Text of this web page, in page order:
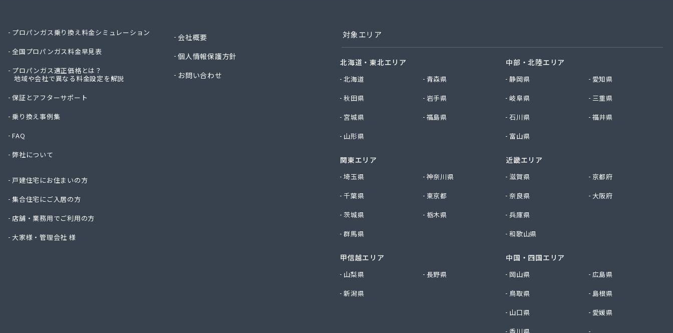
ロジトライ東北株式会社 仙台事業所
ワタヒョウ株式会社
阿部栄商店
株式会社エネサンス 東北長町オートスタンド
プロパンガス乗り換え料金シミュレーション
全国プロパンガス料金早見表
プロパンガス適正価格とは？
地域や会社で異なる料金設定を解説
保証とアフターサポート
乗り換え事例集
FAQ
弊社について
戸建住宅にお住まいの方
集合住宅にご入居の方
店舗・業務用でご利用の方
大家様・管理会社 様
会社概要
個人情報保護方針
お問い合わせ
対象エリア
北海道・東北エリア
北海道
青森県
秋田県
岩手県
宮城県
福島県
山形県
関東エリア
埼玉県
神奈川県
千葉県
東京都
茨城県
栃木県
群馬県
甲信越エリア
山梨県
長野県
新潟県
中部・北陸エリア
静岡県
愛知県
岐阜県
三重県
石川県
福井県
富山県
近畿エリア
滋賀県
京都府
奈良県
大阪府
兵庫県
和歌山県
中国・四国エリア
岡山県
広島県
鳥取県
島根県
山口県
愛媛県